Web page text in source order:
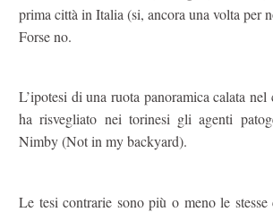
prima città in Italia (si, ancora una volta per
Forse no.
L’ipotesi di una ruota panoramica calata
ha risvegliato nei torinesi gli agenti
Nimby (Not in my backyard).
Le tesi contrarie sono più o meno le stesse